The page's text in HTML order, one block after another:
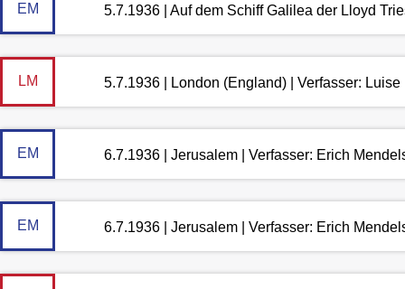
EM 5.7.1936 | Auf dem Schiff Galilea der Lloyd
LM 5.7.1936 | London (England) | Verfasser:
EM 6.7.1936 | Jerusalem | Verfasser: Erich
EM 6.7.1936 | Jerusalem | Verfasser: Erich